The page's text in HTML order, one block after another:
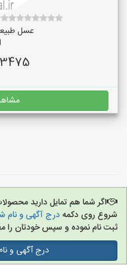
عسل
اگر شما هم تمایل دارید
شروع روی دکمهدرج آگهی و نام
ثبت نام نموده و سپس خودتان را
درج آگهی و